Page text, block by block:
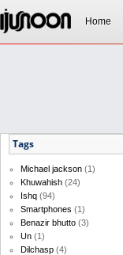
Home
Tags
Michael jackson (1)
Khuwahish (24)
Ishq (94)
Smartphones (1)
Benazir bhutto (3)
Un (1)
Dilchasp (4)